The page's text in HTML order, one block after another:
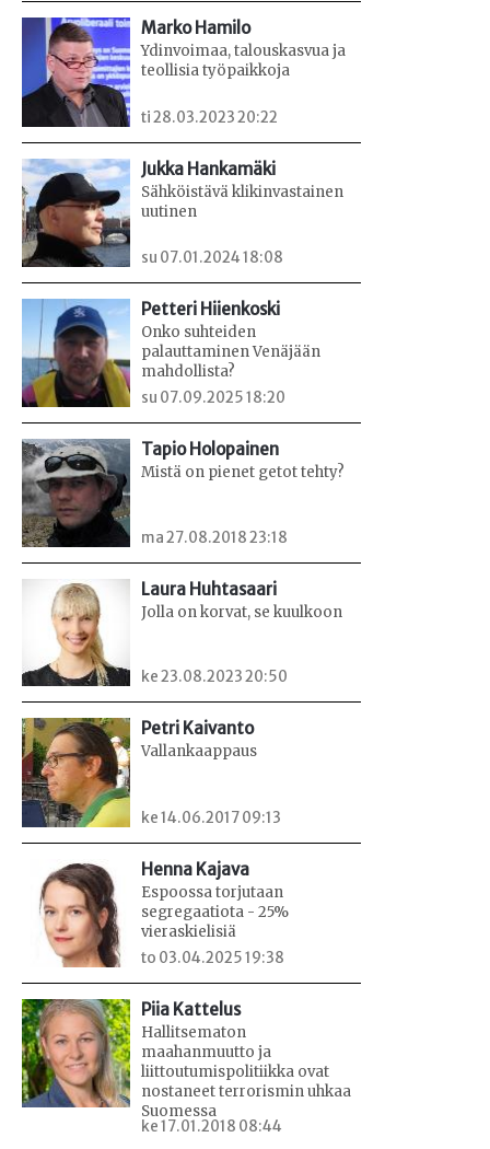
Marko Hamilo
Ydinvoimaa, talouskasvua ja
teollisia työpaikkoja
ti 28.03.2023 20:22
Jukka Hankamäki
Sähköistävä klikinvastainen
uutinen
su 07.01.2024 18:08
Petteri Hiienkoski
Onko suhteiden
palauttaminen Venäjään
mahdollista?
su 07.09.2025 18:20
Tapio Holopainen
Mistä on pienet getot tehty?
ma 27.08.2018 23:18
Laura Huhtasaari
Jolla on korvat, se kuulkoon
ke 23.08.2023 20:50
Petri Kaivanto
Vallankaappaus
ke 14.06.2017 09:13
Henna Kajava
Espoossa torjutaan
segregaatiota - 25%
vieraskielisiä
to 03.04.2025 19:38
Piia Kattelus
Hallitsematon
maahanmuutto ja
liittoutumispolitiikka ovat
nostaneet terrorismin uhkaa
Suomessa
ke 17.01.2018 08:44